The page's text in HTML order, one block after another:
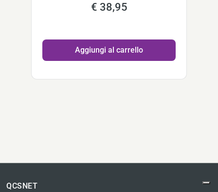
€ 38,95
Aggiungi al carrello
QCSNET